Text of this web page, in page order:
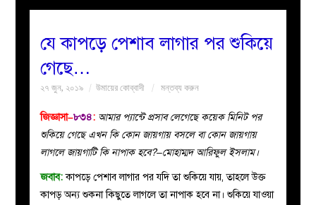
নারীদের
মজলিস
যে কাপড়ে পেশাব লাগার পর শুকিয়ে
গেছে…
২৭ জুন, ২০১৯ উমায়ের কোব্বাদী মন্তব্য করুন
জিজ্ঞাসা–৮৩৪: আমার প্যান্টে প্রসাব লেগেছে কয়েক মিনিট পর
শুকিয়ে গেছে এখন কি কোন জায়গায় বসলে বা কোন জায়গায়
লাগলে জায়গাটি কি নাপাক হবে?–মোহাম্মদ আরিফুল ইসলাম।
জবাব:কাপড়ে পেশাব লাগার পর যদি তা শুকিয়ে যায়, তাহলে উক্ত
কাপড় অন্য শুকনা কিছুতে লাগলে তা নাপাক হবে না। শুকিয়ে যাওয়া